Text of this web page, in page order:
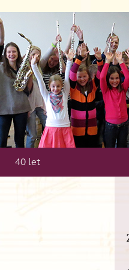
40 let